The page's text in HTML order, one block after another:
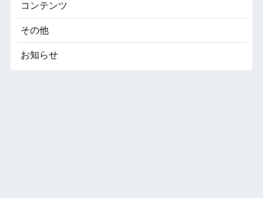
コンテンツ
その他
お知らせ